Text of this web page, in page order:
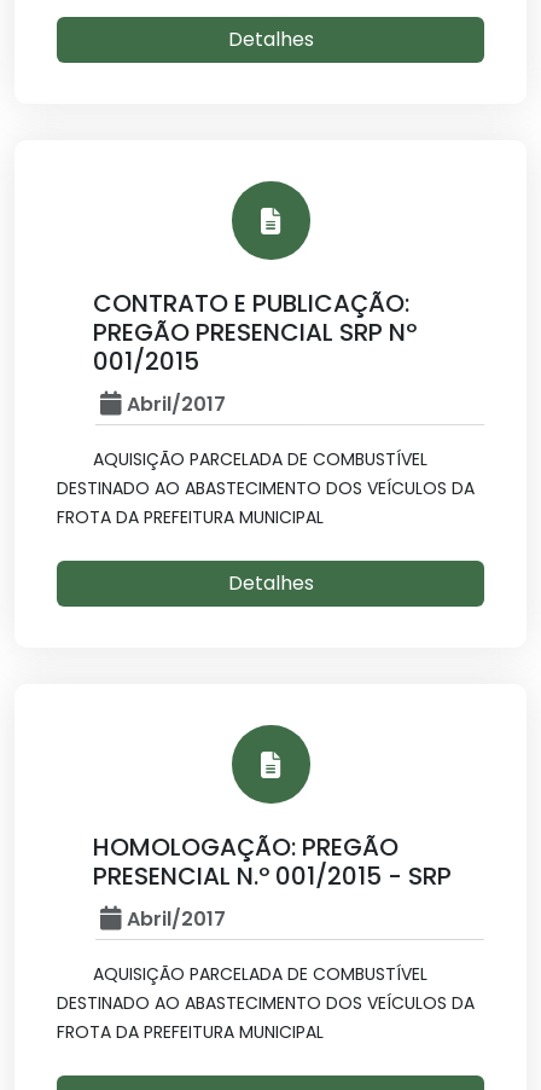
Detalhes
CONTRATO E PUBLICAÇÃO:
PREGÃO PRESENCIAL SRP Nº
001/2015
Abril/2017
AQUISIÇÃO PARCELADA DE COMBUSTÍVEL
DESTINADO AO ABASTECIMENTO DOS VEÍCULOS DA
FROTA DA PREFEITURA MUNICIPAL
Detalhes
HOMOLOGAÇÃO: PREGÃO
PRESENCIAL N.º 001/2015 - SRP
Abril/2017
AQUISIÇÃO PARCELADA DE COMBUSTÍVEL
DESTINADO AO ABASTECIMENTO DOS VEÍCULOS DA
FROTA DA PREFEITURA MUNICIPAL